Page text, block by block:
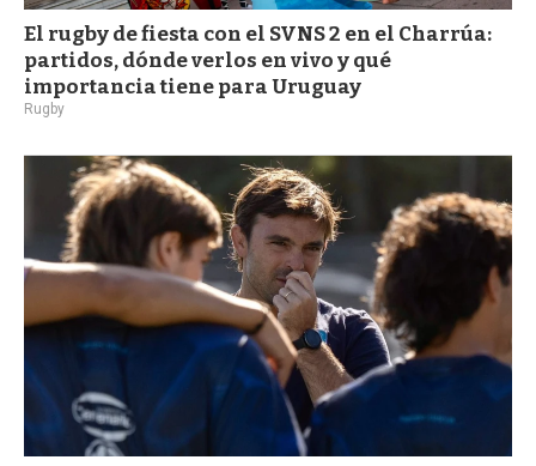
El rugby de fiesta con el SVNS 2 en el Charrúa:
partidos, dónde verlos en vivo y qué
importancia tiene para Uruguay
Rugby